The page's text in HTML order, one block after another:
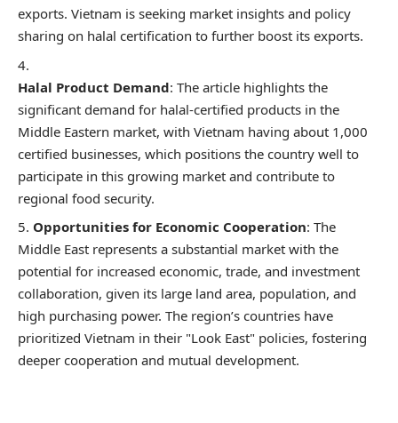
exports. Vietnam is seeking market insights and policy
sharing on halal certification to further boost its exports.
Halal Product Demand: The article highlights the
significant demand for halal-certified products in the
Middle Eastern market, with Vietnam having about 1,000
certified businesses, which positions the country well to
participate in this growing market and contribute to
regional food security.
Opportunities for Economic Cooperation: The
Middle East represents a substantial market with the
potential for increased economic, trade, and investment
collaboration, given its large land area, population, and
high purchasing power. The region’s countries have
prioritized Vietnam in their "Look East" policies, fostering
deeper cooperation and mutual development.